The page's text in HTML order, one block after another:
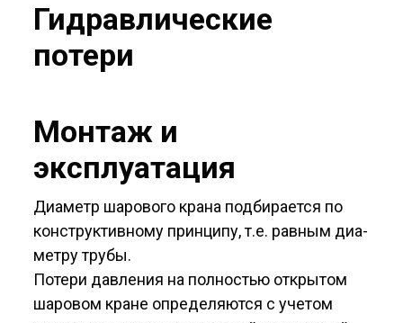
Гидравлические
потери
Монтаж и
эксплуатация
Диаметр шарового крана подбирается по
конструктивному принципу, т.е. равным диа­
метру трубы.
Потери давления на полностью открытом
шаровом кране определяются с учетом